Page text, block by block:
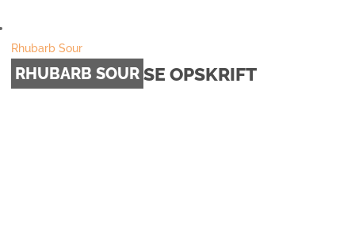
Rhubarb Sour
RHUBARB SOUR SE OPSKRIFT